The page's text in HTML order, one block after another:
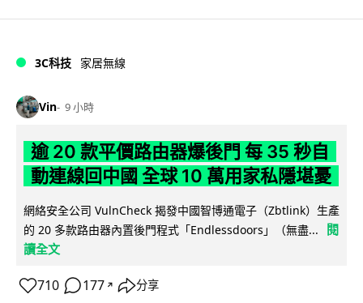
3C科技 家居無線
Vin 9 小時
逾 20 款平價路由器爆後門 每 35 秒自
動連線回中國 全球 10 萬用家私隱堪憂
網絡安全公司 VulnCheck 揭發中國智博通電子（Zbtlink）生產
的 20 多款路由器內置後門程式「Endlessdoors」（無盡...
閱
讀全文
710 177 ↗ 分享